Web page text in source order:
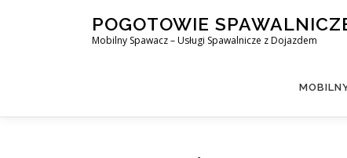
POGOTOWIE
Mobilny Spawacz – Usługi Spawalnicze z Dojazdem